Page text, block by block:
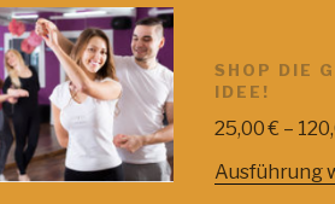
SHOP DIE
IDEE!
25,00€ –
Ausführung